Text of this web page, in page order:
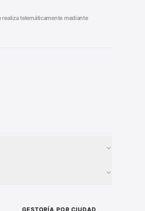
telemáticamente mediante
303 GESTORÍA POR CIUDAD